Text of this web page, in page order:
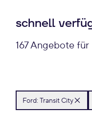
schnell
167 Angebote
Ford: Transit City